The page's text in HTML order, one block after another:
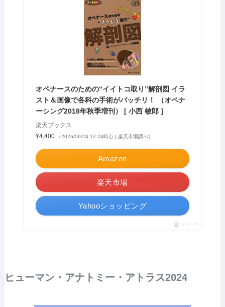
オペナースのための“イイトコ取り”解剖図 イラ
スト＆画像で各科の手術がバッチリ！ （オペナ
ーシング2018年秋季増刊） [ 小西 敏郎 ]
楽天ブックス
¥4,400
（2026/06/24 12:24時点 | 楽天市場調べ）
Amazon
楽天市場
Yahooショッピング
ポチップ
ヒューマン・アナトミー・アトラス2024